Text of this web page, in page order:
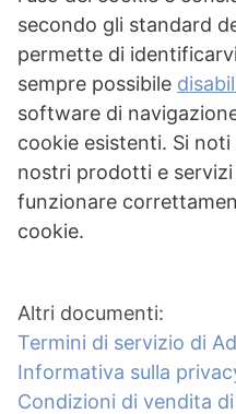
secondo gli standard
permette di
sempre possibile
software di
cookie esistenti. Si
nostri prodotti e
funzionare
cookie.
Altri documenti:
Termini di servizio di
Informativa sulla
Condizioni di vendita